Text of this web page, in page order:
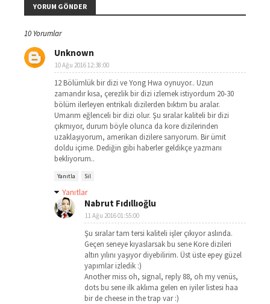
YORUM GÖNDER
10 Yorumlar
Unknown
10 Ağu 2016 12:38:00
12 Bölümlük bir dizi ve Yong Hwa oynuyor.. Uzun
zamandır kısa, çerezlik bir dizi izlemek istiyordum 20-30
bölüm ilerleyen entrikalı dizilerden bıktım bu aralar.
Umarım eğlenceli bir dizi olur. Şu sıralar kaliteli bir dizi
çıkmıyor, durum böyle olunca da kore dizilerinden
uzaklaşıyorum, amerikan dizilere sarıyorum. Bir ümit
doldu içime. Dediğin gibi haberler geldikçe yazmanı
bekliyorum..
Yanıtla Sil
Yanıtlar
Nabrut Fıdıllıoğlu
11 Ağu 2016 01:55:00
Şu sıralar tam tersi kaliteli işler çıkıyor aslında.
Geçen seneye kıyaslarsak bu sene Kore dizileri
altın yılını yaşıyor diyebilirim. Üst üste epey güzel
yapımlar izledik :)
Another miss oh, signal, reply 88, oh my venüs,
dots bu sene ilk aklıma gelen en iyiler listesi haa
bir de cheese in the trap var :)